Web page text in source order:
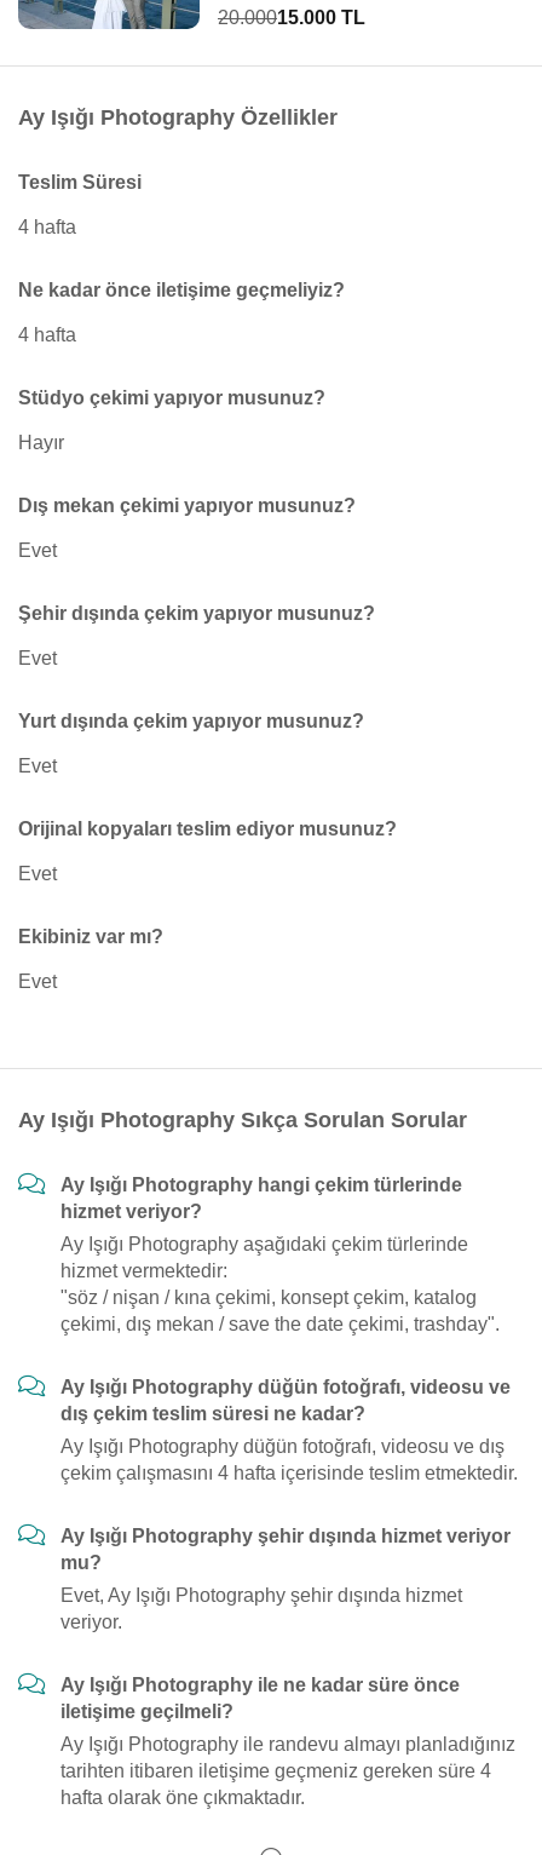
20.00015.000 TL
Ay Işığı Photography Özellikler
Teslim Süresi
4 hafta
Ne kadar önce iletişime geçmeliyiz?
4 hafta
Stüdyo çekimi yapıyor musunuz?
Hayır
Dış mekan çekimi yapıyor musunuz?
Evet
Şehir dışında çekim yapıyor musunuz?
Evet
Yurt dışında çekim yapıyor musunuz?
Evet
Orijinal kopyaları teslim ediyor musunuz?
Evet
Ekibiniz var mı?
Evet
Ay Işığı Photography Sıkça Sorulan Sorular
Ay Işığı Photography hangi çekim türlerinde
hizmet veriyor?
Ay Işığı Photography aşağıdaki çekim türlerinde
hizmet vermektedir:
"söz / nişan / kına çekimi, konsept çekim, katalog
çekimi, dış mekan / save the date çekimi, trashday".
Ay Işığı Photography düğün fotoğrafı, videosu ve
dış çekim teslim süresi ne kadar?
Ay Işığı Photography düğün fotoğrafı, videosu ve dış
çekim çalışmasını 4 hafta içerisinde teslim etmektedir.
Ay Işığı Photography şehir dışında hizmet veriyor
mu?
Evet, Ay Işığı Photography şehir dışında hizmet
veriyor.
Ay Işığı Photography ile ne kadar süre önce
iletişime geçilmeli?
Ay Işığı Photography ile randevu almayı planladığınız
tarihten itibaren iletişime geçmeniz gereken süre 4
hafta olarak öne çıkmaktadır.